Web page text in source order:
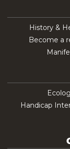
History &
Become a
Handicap